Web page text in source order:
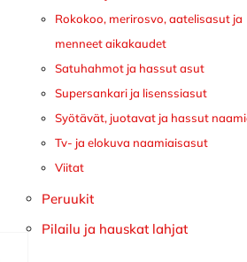
Rokokoo, merirosvo, aatelisasut ja
menneet aikakaudet
Satuhahmot ja hassut asut
Supersankari ja lisenssiasut
Syötävät, juotavat ja hassut
Tv- ja elokuva naamiaisasut
Viitat
Peruukit
Pilailu ja hauskat lahjat